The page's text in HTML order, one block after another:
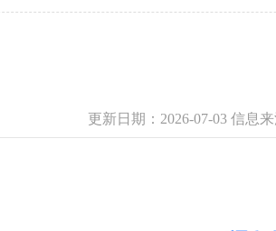
更新日期：2026-07-03 信息